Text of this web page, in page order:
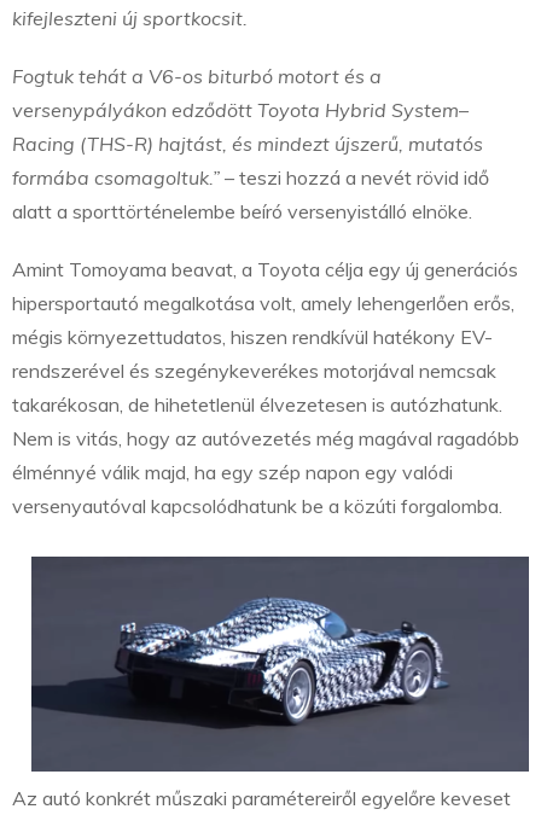
kifejleszteni új sportkocsit.
Fogtuk tehát a V6-os biturbó motort és a
versenypályákon edződött Toyota Hybrid System–
Racing (THS-R) hajtást, és mindezt újszerű, mutatós
formába csomagoltuk.” – teszi hozzá a nevét rövid idő
alatt a sporttörténelembe beíró versenyistálló elnöke.
Amint Tomoyama beavat, a Toyota célja egy új generációs
hipersportautó megalkotása volt, amely lehengerlően erős,
mégis környezettudatos, hiszen rendkívül hatékony EV-
rendszerével és szegénykeverékes motorjával nemcsak
takarékosan, de hihetetlenül élvezetesen is autózhatunk.
Nem is vitás, hogy az autóvezetés még magával ragadóbb
élménnyé válik majd, ha egy szép napon egy valódi
versenyautóval kapcsolódhatunk be a közúti forgalomba.
Az autó konkrét műszaki paramétereiről egyelőre keveset